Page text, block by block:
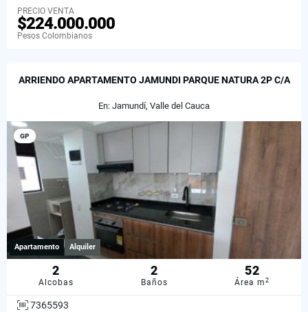
PRECIO VENTA
$224.000.000
Pesos Colombianos
ARRIENDO APARTAMENTO JAMUNDI PARQUE NATURA 2P C/A
En: Jamundí, Valle del Cauca
GP
Apartamento Alquiler
2
Alcobas
2
Baños
52
Área m2
7365593